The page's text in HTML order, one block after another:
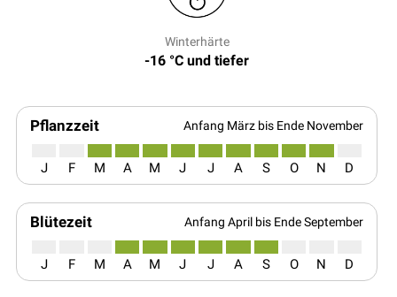
Winterhärte
-16 °C und tiefer
Pflanzzeit Anfang März bis Ende November
J F M A M J J A S O N D
Blütezeit Anfang April bis Ende September
J F M A M J J A S O N D